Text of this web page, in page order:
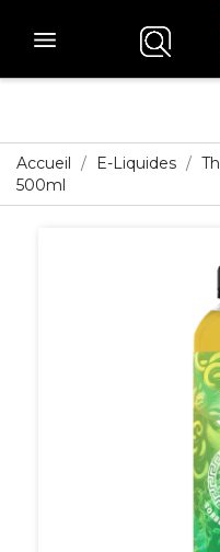
Accueil E-Liquides
500ml